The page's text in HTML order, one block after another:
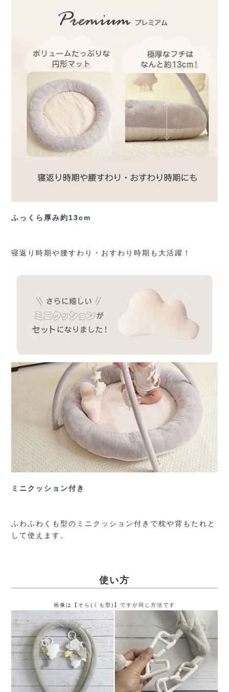
ふっくら厚み約13cm
寝返り時期や腰すわり・おすわり時期も大活躍！
ミニクッション付き
ふわふわくも型のミニクッション付きで枕や背もたれと
して使えます。
使い方
画像は【そら(くも型)】ですが同じ方法です